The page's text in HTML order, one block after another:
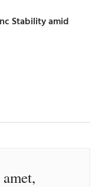
Stability amid